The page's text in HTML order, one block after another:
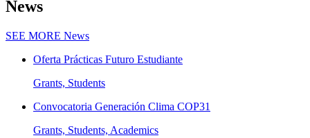
News
SEE MORE News
Oferta Prácticas Futuro Estudiante
Grants, Students
Convocatoria Generación Clima COP31
Grants, Students, Academics